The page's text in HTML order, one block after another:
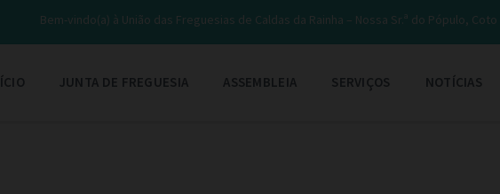
Bem-vindo(a) à União das Freguesias de Caldas da Rainha – Nossa Sr.ª do Pópulo,
JUNTA DE FREGUESIA ASSEMBLEIA SERVIÇOS NOTÍCIAS